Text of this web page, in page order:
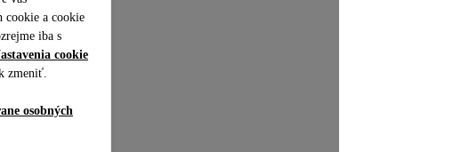
cookie a cookie
iba s
cookie
zmeniť.
osobných